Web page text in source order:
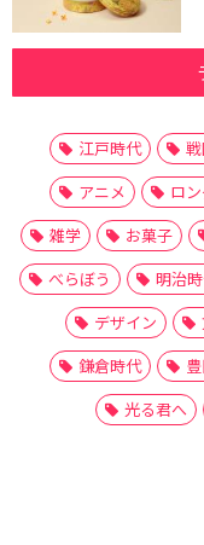
江戸時代
アニメ
ロ
雑学
お菓子
べらぼう
明治
デザイン
鎌倉時代
光る君へ